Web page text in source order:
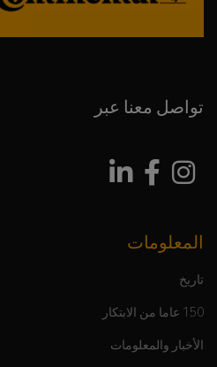
تواصل معنا عبر
المعلومات
تاريخ
150 عاما من الابتكار
الأخبار والمعلومات